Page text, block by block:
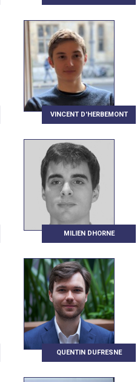
VINCENT D'HERBEMONT
MILIEN DHORNE
QUENTIN DUFRESNE